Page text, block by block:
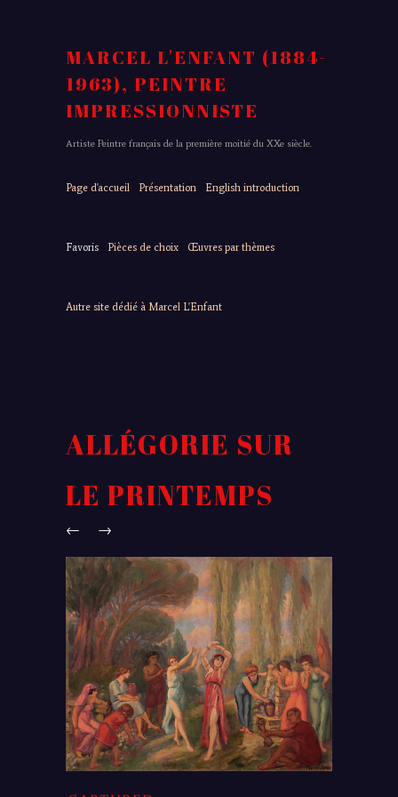
MARCEL L'ENFANT (1884-
1963), PEINTRE
IMPRESSIONNISTE
Artiste Peintre français de la première moitié du XXe siècle.
Page d'accueil Présentation English introduction
Favoris Pièces de choix Œuvres par thèmes
Autre site dédié à Marcel L'Enfant
ALLÉGORIE SUR
LE PRINTEMPS
← →